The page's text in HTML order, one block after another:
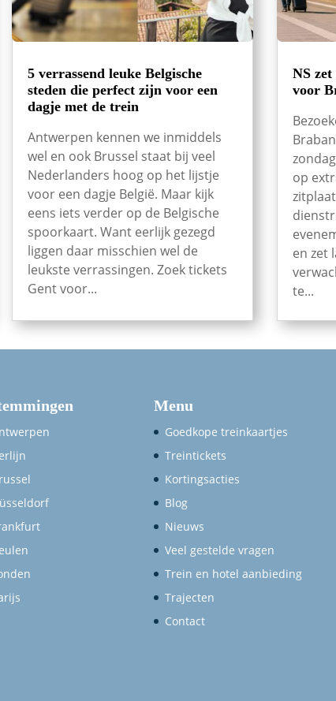
5 verrassend leuke Belgische
steden die perfect zijn voor een
dagje met de trein
Antwerpen kennen we inmiddels
wel en ook Brussel staat bij veel
Nederlanders hoog op het lijstje
voor een dagje België. Maar kijk
eens iets verder op de Belgische
spoorkaart. Want eerlijk gezegd
liggen daar misschien wel de
leukste verrassingen. Zoek tickets
Gent voor...
NS
voor
op
en zet
te...
Menu
Goedkope treinkaartjes
Treintickets
Kortingsacties
Blog
Nieuws
Veel gestelde vragen
Trein en hotel aanbieding
Trajecten
Contact